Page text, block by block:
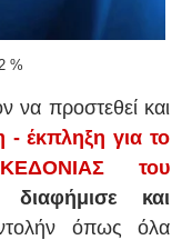
%
να προστεθεί και
έκπληξη για το
του
και
όπως όλα